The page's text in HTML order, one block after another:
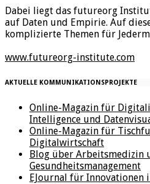
Dabei liegt das futureorg
auf Daten und Empirie. Auf
komplizierte Themen für
www.futureorg-institute.com
AKTUELLE KOMMUNIKATIONSPROJEKTE
Online-Magazin für
Intelligence und
Online-Magazin für
Digitalwirtschaft
Blog über Arbeitsmedizin
Gesundheitsmanagement
EJournal für Innovationen